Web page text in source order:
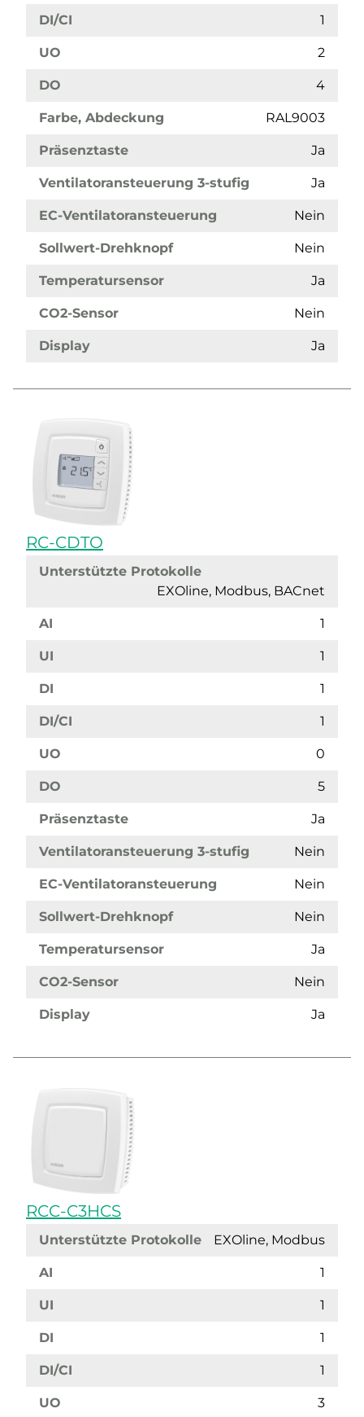
DI/CI 1
UO 2
DO 4
Farbe, Abdeckung RAL9003
Präsenztaste Ja
Ventilatoransteuerung 3-stufig Ja
EC-Ventilatoransteuerung Nein
Sollwert-Drehknopf Nein
Temperatursensor Ja
CO2-Sensor Nein
Display Ja
RC-CDTO
Unterstützte Protokolle
EXOline, Modbus, BACnet
AI 1
UI 1
DI 1
DI/CI 1
UO 0
DO 5
Präsenztaste Ja
Ventilatoransteuerung 3-stufig Nein
EC-Ventilatoransteuerung Nein
Sollwert-Drehknopf Nein
Temperatursensor Ja
CO2-Sensor Nein
Display Ja
RCC-C3HCS
Unterstützte Protokolle EXOline, Modbus
AI 1
UI 1
DI 1
DI/CI 1
UO 3